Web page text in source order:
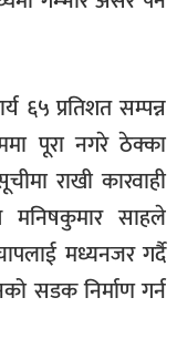
६५ प्रतिशत सम्पन्न
पूरा नगरे ठेक्का
राखी कारवाही
मनिषकुमार साहले
मध्यनजर गर्दै
सडक निर्माण गर्न